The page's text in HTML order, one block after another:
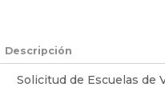
Descripción
Solicitud de Escuelas de